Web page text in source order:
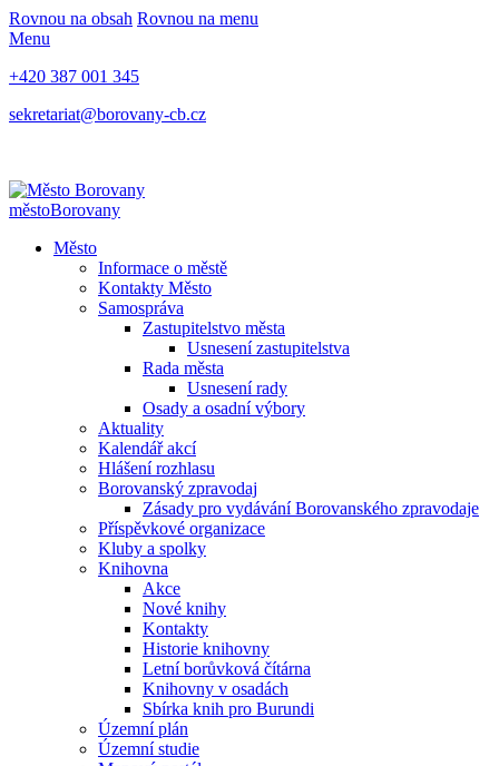
Rovnou na obsah Rovnou na menu
Menu
+420 387 001 345
sekretariat@borovany-cb.cz
městoBorovany
Město
Informace o městě
Kontakty Město
Samospráva
Zastupitelstvo města
Usnesení zastupitelstva
Rada města
Usnesení rady
Osady a osadní výbory
Aktuality
Kalendář akcí
Hlášení rozhlasu
Borovanský zpravodaj
Zásady pro vydávání Borovanského zpravodaje
Příspěvkové organizace
Kluby a spolky
Knihovna
Akce
Nové knihy
Kontakty
Historie knihovny
Letní borůvková čítárna
Knihovny v osadách
Sbírka knih pro Burundi
Územní plán
Územní studie